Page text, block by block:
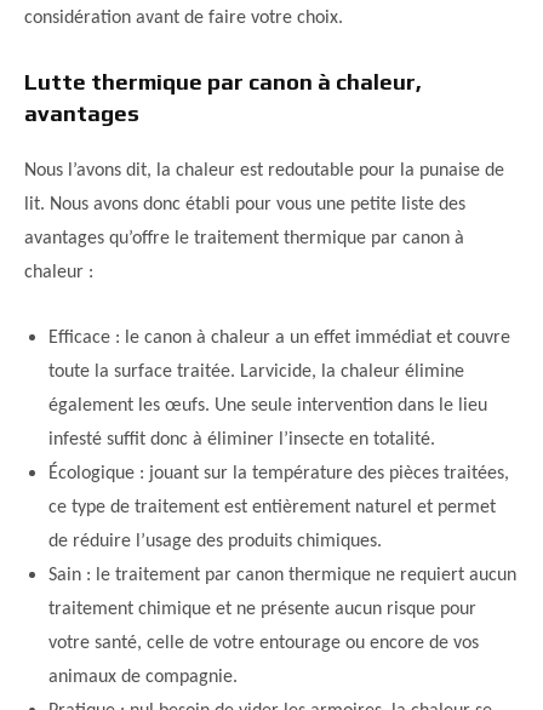
considération avant de faire votre choix.
Lutte thermique par canon à chaleur,
avantages
Nous l’avons dit, la chaleur est redoutable pour la punaise de
lit. Nous avons donc établi pour vous une petite liste des
avantages qu’offre le traitement thermique par canon à
chaleur :
Efficace : le canon à chaleur a un effet immédiat et couvre
toute la surface traitée. Larvicide, la chaleur élimine
également les œufs. Une seule intervention dans le lieu
infesté suffit donc à éliminer l’insecte en totalité.
Écologique : jouant sur la température des pièces traitées,
ce type de traitement est entièrement naturel et permet
de réduire l’usage des produits chimiques.
Sain : le traitement par canon thermique ne requiert aucun
traitement chimique et ne présente aucun risque pour
votre santé, celle de votre entourage ou encore de vos
animaux de compagnie.